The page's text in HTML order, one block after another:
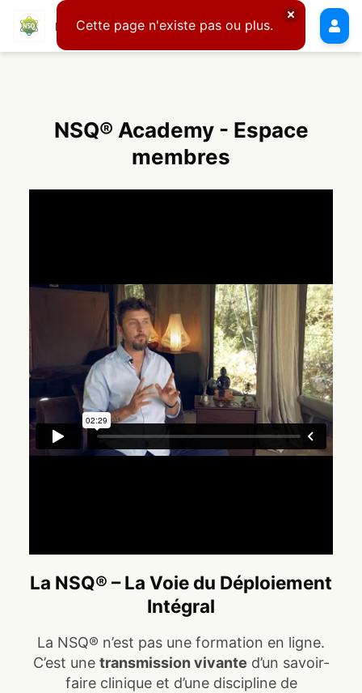
NSQ® Academy - Espace membres
NSQ® Academy - Espace
membres
La NSQ® – La Voie du Déploiement
Intégral
La NSQ® n’est pas une formation en ligne.
C’est une transmission vivante d’un savoir-
faire clinique et d’une discipline de